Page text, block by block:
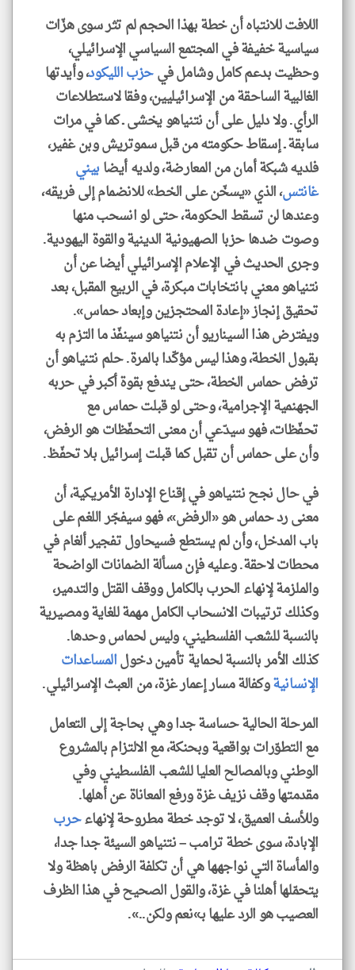
اللافت للانتباه أن خطة بهذا الحجم لم تثر سوى هزّات
سياسية خفيفة في المجتمع السياسي الإسرائيلي،
وحظيت بدعم كامل وشامل فيحزب الليكود، وأيدتها
الغالبية الساحقة من الإسرائيليين، وفقا لاستطلاعات
الرأي. ولا دليل على أن نتنياهو يخشى ـ كما في مرات
سابقة ـ إسقاط حكومته من قبل سموتريش وبن غفير،
فلديه شبكة أمان من المعارضة، ولديه أيضابيني
غانتس، الذي «يسخّن على الخط» للانضمام إلى فريقه،
وعندها لن تسقط الحكومة، حتى لو انسحب منها
وصوت ضدها حزبا الصهيونية الدينية والقوة اليهودية.
وجرى الحديث في الإعلام الإسرائيلي أيضا عن أن
نتنياهو معني بانتخابات مبكرة، في الربيع المقبل، بعد
تحقيق إنجاز «إعادة المحتجزين وإبعاد حماس».
ويفترض هذا السيناريو أن نتنياهو سينفّذ ما التزم به
بقبول الخطة، وهذا ليس مؤكّدا بالمرة. حلم نتنياهو أن
ترفض حماس الخطة، حتى يندفع بقوة أكبر في حربه
الجهنمية الإجرامية، وحتى لو قبلت حماس مع
تحفّظات، فهو سيدّعي أن معنى التحفّظات هو الرفض،
وأن على حماس أن تقبل كما قبلت إسرائيل بلا تحفّظ.
في حال نجح نتنياهو في إقناع الإدارة الأمريكية، أن
معنى رد حماس هو «الرفض»، فهو سيفجّر اللغم على
باب المدخل، وأن لم يستطع فسيحاول تفجير ألغام في
محطات لاحقة. وعليه فإن مسألة الضمانات الواضحة
والملزمة لإنهاء الحرب بالكامل ووقف القتل والتدمير،
وكذلك ترتيبات الانسحاب الكامل مهمة للغاية ومصيرية
بالنسبة للشعب الفلسطيني، وليس لحماس وحدها.
كذلك الأمر بالنسبة لحماية تأمين دخولالمساعدات
الإنسانيةوكفالة مسار إعمار غزة، من العبث الإسرائيلي.
المرحلة الحالية حساسة جدا وهي بحاجة إلى التعامل
مع التطوّرات بواقعية وبحنكة، مع الالتزام بالمشروع
الوطني وبالمصالح العليا للشعب الفلسطيني وفي
مقدمتها وقف نزيف غزة ورفع المعاناة عن أهلها.
وللأسف العميق، لا توجد خطة مطروحة لإنهاءحرب
الإبادة، سوى خطة ترامب – نتنياهو السيئة جدا جدا،
والمأساة التي نواجهها هي أن تكلفة الرفض باهظة ولا
يتحمّلها أهلنا في غزة، والقول الصحيح في هذا الظرف
العصيب هو الرد عليها بـ»نعم ولكن..».